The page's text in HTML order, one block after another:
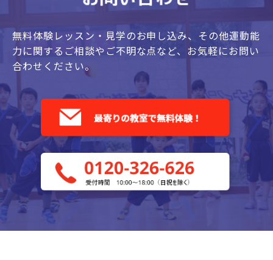
無料体験レッスン・見学のお申し込み、 その他運動能
力に関するご相談やご不明な点など、 お気軽にお問い
合わせください。